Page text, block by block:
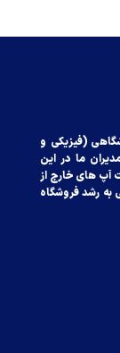
(فیزیکی‌ و
ما در این
آپ های خارج از
به رشد فروشگاه